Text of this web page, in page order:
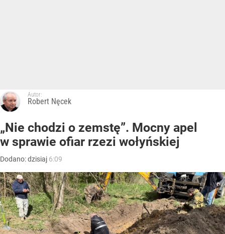
Autor:
Robert Nęcek
„Nie chodzi o zemstę”. Mocny apel
w sprawie ofiar rzezi wołyńskiej
Dodano:dzisiaj 6:09